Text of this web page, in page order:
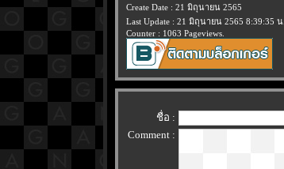
Create Date : 21 มิถุนายน 2565
Last Update : 21 มิถุนายน 2565 8:39:35 น.
Counter : 1063 Pageviews.
ชื่อ :
Comment :